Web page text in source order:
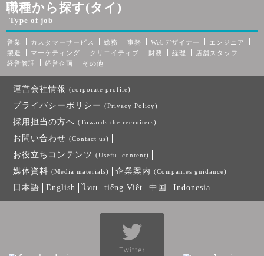
職種から探す(タイ)
Type of job
営業 カスタマーサービス 総務 事務 Webデザイナー
エンジニア
製造
マーケティング クリエイティブ 財務 経理
店舗スタッフ
経営管理
経営企画 その他
運営会社情報(corporate profile)
プライバシーポリシー(Privacy Policy)
採用担当の方へ(Towards the recruiters)
お問い合わせ(Contact us)
お役立ちコンテンツ(Useful content)
媒体資料(Media materials) 企業案内(Companies guidance)
日本語 English ไทย tiếng Việt 中国 Indonesia